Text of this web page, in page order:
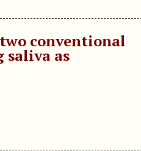
conventional
saliva as